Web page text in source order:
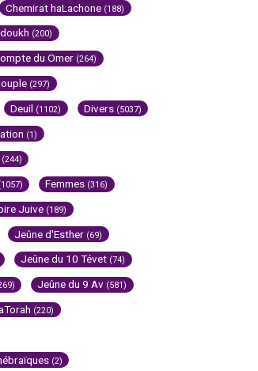
Chemirat haLachone (188)
(200)
du Omer (264)
(297)
Deuil (1102) Divers (5037)
(1)
(244)
Femmes (316)
Juive (189)
Jeûne d'Esther (69)
Jeûne du 10 Tévet (74)
Jeûne du 9 Av (581)
(220)
(2)